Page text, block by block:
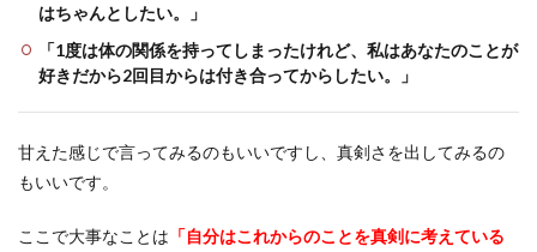
はちゃんとしたい。」
「1度は体の関係を持ってしまったけれど、私はあなたのことが
好きだから2回目からは付き合ってからしたい。」
甘えた感じで言ってみるのもいいですし、真剣さを出してみるの
もいいです。
ここで大事なことは 「自分はこれからのことを真剣に考えている